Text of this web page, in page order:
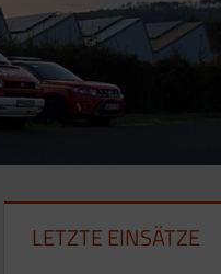
LETZTE EINSÄTZE